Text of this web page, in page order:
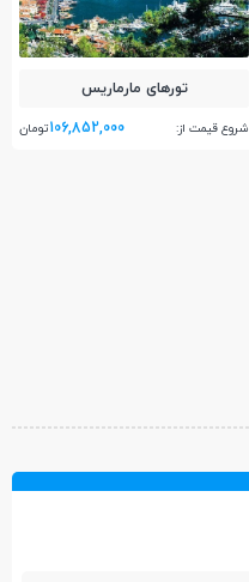
تور‌های مارماریس
شروع قیمت از: 106,852,000تومان